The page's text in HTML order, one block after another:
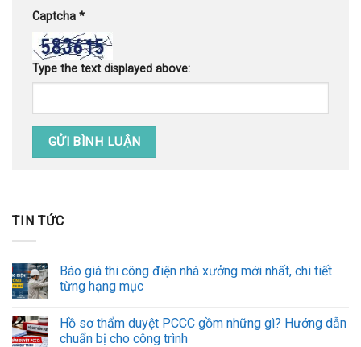
Captcha *
Type the text displayed above:
TIN TỨC
Báo giá thi công điện nhà xưởng mới nhất, chi tiết
từng hạng mục
Hồ sơ thẩm duyệt PCCC gồm những gì? Hướng dẫn
chuẩn bị cho công trình